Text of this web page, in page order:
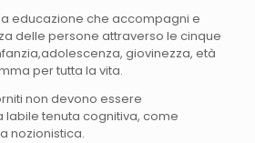
educazione che accompagni e
delle persone attraverso le cinque
giovinezza, età
per tutta la vita.
non devono essere
labile tenuta cognitiva, come
nozionistica.